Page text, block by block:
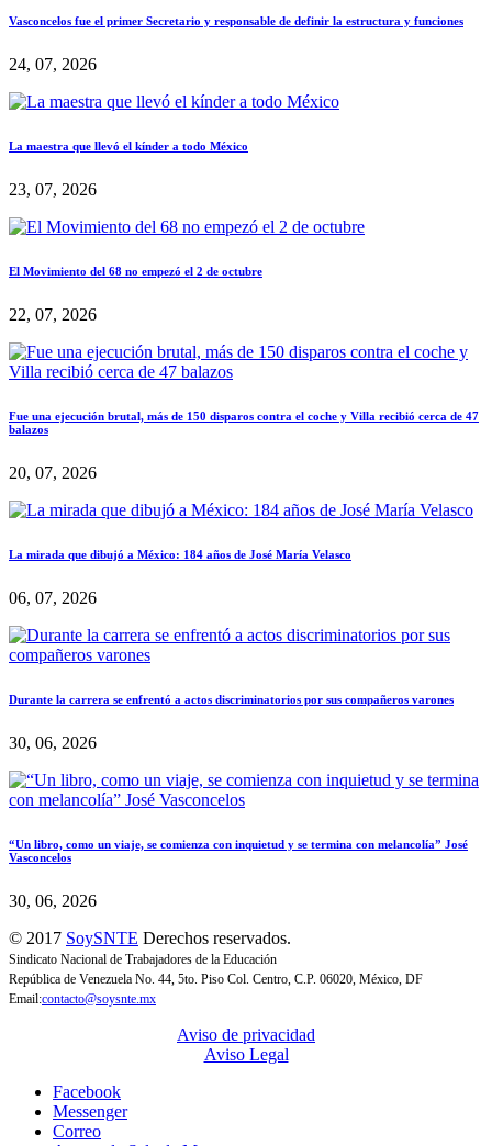
Vasconcelos fue el primer Secretario y responsable de definir la estructura y funciones
24, 07, 2026
La maestra que llevó el kínder a todo México
23, 07, 2026
El Movimiento del 68 no empezó el 2 de octubre
22, 07, 2026
Fue una ejecución brutal, más de 150 disparos contra el coche y Villa recibió cerca de 47
balazos
20, 07, 2026
La mirada que dibujó a México: 184 años de José María Velasco
06, 07, 2026
Durante la carrera se enfrentó a actos discriminatorios por sus compañeros varones
30, 06, 2026
“Un libro, como un viaje, se comienza con inquietud y se termina con melancolía” José
Vasconcelos
30, 06, 2026
© 2017 SoySNTE Derechos reservados.
Sindicato Nacional de Trabajadores de la Educación
República de Venezuela No. 44, 5to. Piso Col. Centro, C.P. 06020, México, DF
Email:contacto@soysnte.mx
Aviso de privacidad
Aviso Legal
Facebook
Messenger
Correo